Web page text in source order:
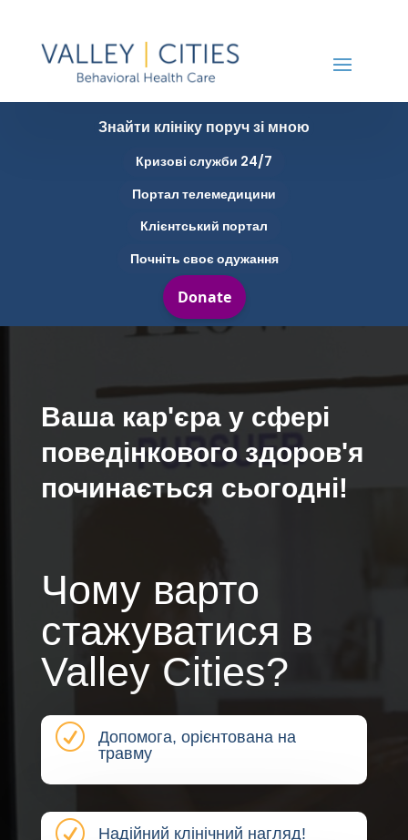
Знайти клініку поруч зі мною
Кризові служби 24/7
Портал телемедицини
Клієнтський портал
Почніть своє одужання
Ваша кар'єра у сфері
поведінкового здоров'я
починається сьогодні!
Чому варто
стажуватися в
Valley Cities?
R
Допомога, орієнтована на
травму
R Надійний клінічний нагляд!